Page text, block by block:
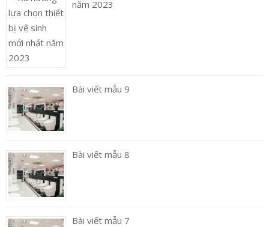
năm 2023
Bài viết mẫu 9
Bài viết mẫu 8
Bài viết mẫu 7